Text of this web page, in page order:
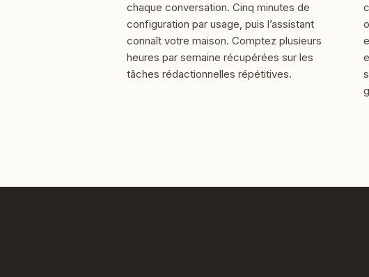
chaque conversation. Cinq minutes de
configuration par usage, puis l’assistant
connaît votre maison. Comptez plusieurs
heures par semaine récupérées sur les
tâches rédactionnelles répétitives.